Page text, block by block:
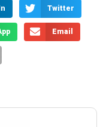
Twitter
Email